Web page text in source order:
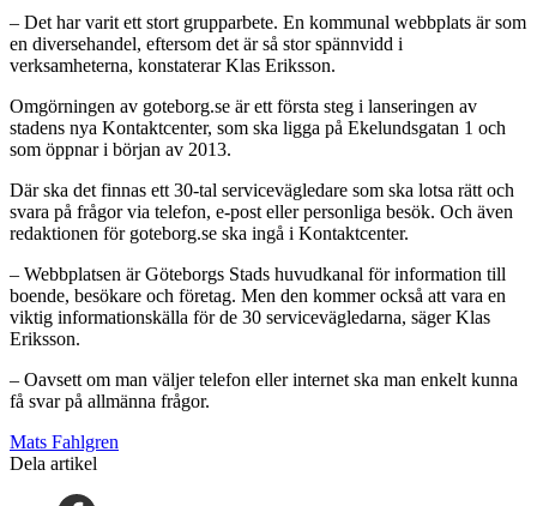
– Det har varit ett stort grupparbete. En kommunal webbplats är som
en diversehandel, eftersom det är så stor spännvidd i
verksamheterna, konstaterar Klas Eriksson.
Omgörningen av goteborg.se är ett första steg i lanseringen av
stadens nya Kontaktcenter, som ska ligga på Ekelundsgatan 1 och
som öppnar i början av 2013.
Där ska det finnas ett 30-tal servicevägledare som ska lotsa rätt och
svara på frågor via telefon, e-post eller personliga besök. Och även
redaktionen för goteborg.se ska ingå i Kontaktcenter.
– Webbplatsen är Göteborgs Stads huvudkanal för information till
boende, besökare och företag. Men den kommer också att vara en
viktig informationskälla för de 30 servicevägledarna, säger Klas
Eriksson.
– Oavsett om man väljer telefon eller internet ska man enkelt kunna
få svar på allmänna frågor.
Mats Fahlgren
Dela artikel